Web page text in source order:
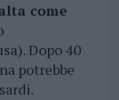
come
Dopo 40
potrebbe